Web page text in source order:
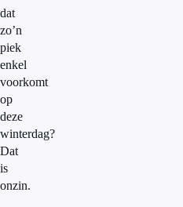
dat
zo’n
piek
enkel
voorkomt
op
deze
winterdag?
Dat
is
onzin.